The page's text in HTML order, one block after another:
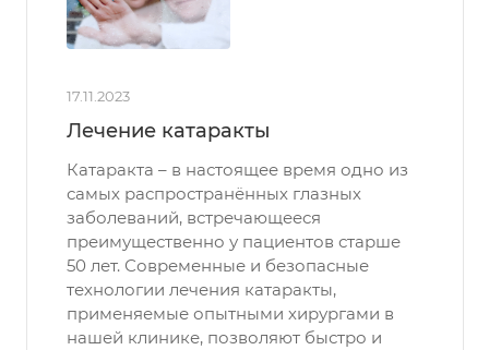
17.11.2023
Лечение катаракты
Катаракта – в настоящее время одно из
самых распространённых глазных
заболеваний, встречающееся
преимущественно у пациентов старше
50 лет. Современные и безопасные
технологии лечения катаракты,
применяемые опытными хирургами в
нашей клинике, позволяют быстро и